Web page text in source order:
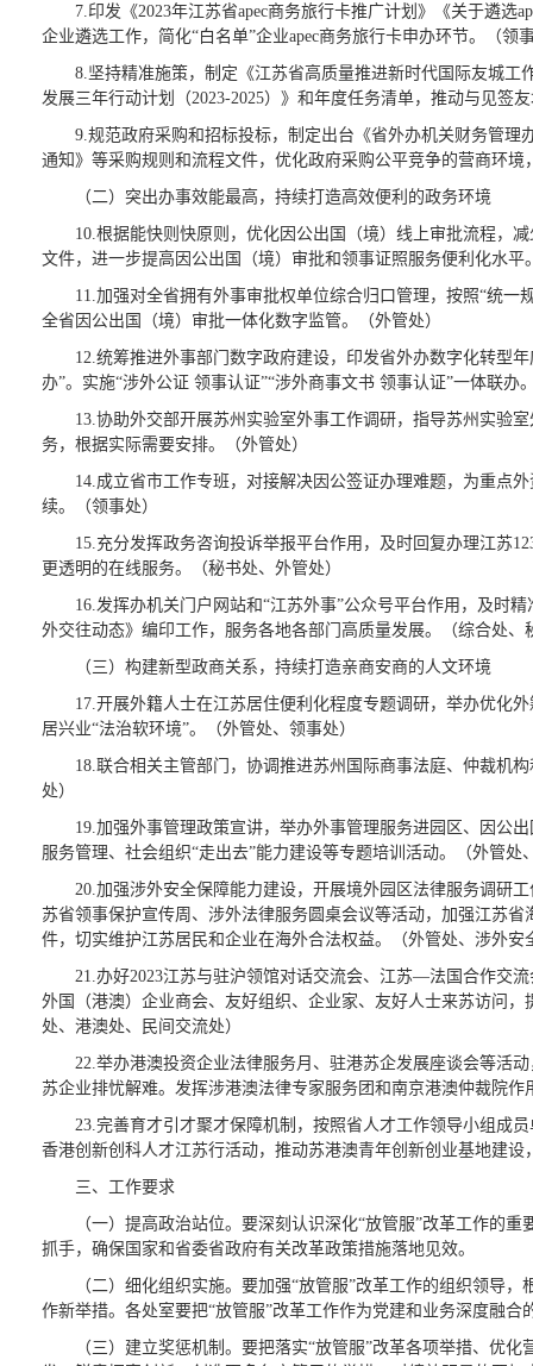
7.印发《2023年江苏省apec商务旅行卡推广计划》《关于遴选
企业遴选工作，简化“白名单”企业apec商务旅行卡申办环节。（领
8.坚持精准施策，制定《江苏省高质量推进新时代国际友城
发展三年行动计划（2023-2025）》和年度任务清单，推动与见签
9.规范政府采购和招标投标，制定出台《省外办机关财务管
通知》等采购规则和流程文件，优化政府采购公平竞争的营商环
（二）突出办事效能最高，持续打造高效便利的政务环境
10.根据能快则快原则，优化因公出国（境）线上审批流程，
文件，进一步提高因公出国（境）审批和领事证照服务便利化水平
11.加强对全省拥有外事审批权单位综合归口管理，按照“统
全省因公出国（境）审批一体化数字监管。（外管处）
12.统筹推进外事部门数字政府建设，印发省外办数字化转型
办”。实施“涉外公证 领事认证”“涉外商事文书 领事认证”一体联办
13.协助外交部开展苏州实验室外事工作调研，指导苏州实验
务，根据实际需要安排。（外管处）
14.成立省市工作专班，对接解决因公签证办理难题，为重点
续。（领事处）
15.充分发挥政务咨询投诉举报平台作用，及时回复办理江苏
更透明的在线服务。（秘书处、外管处）
16.发挥办机关门户网站和“江苏外事”公众号平台作用，及时
外交往动态》编印工作，服务各地各部门高质量发展。（综合处、
（三）构建新型政商关系，持续打造亲商安商的人文环境
17.开展外籍人士在江苏居住便利化程度专题调研，举办优化
居兴业“法治软环境”。（外管处、领事处）
18.联合相关主管部门，协调推进苏州国际商事法庭、仲裁机
处）
19.加强外事管理政策宣讲，举办外事管理服务进园区、因公
服务管理、社会组织“走出去”能力建设等专题培训活动。（外管
20.加强涉外安全保障能力建设，开展境外园区法律服务调研
苏省领事保护宣传周、涉外法律服务圆桌会议等活动，加强江苏
件，切实维护江苏居民和企业在海外合法权益。（外管处、涉外安
21.办好2023江苏与驻沪领馆对话交流会、江苏—法国合作交
外国（港澳）企业商会、友好组织、企业家、友好人士来苏访问
处、港澳处、民间交流处）
22.举办港澳投资企业法律服务月、驻港苏企发展座谈会等活
苏企业排忧解难。发挥涉港澳法律专家服务团和南京港澳仲裁院
23.完善育才引才聚才保障机制，按照省人才工作领导小组成
香港创新创科人才江苏行活动，推动苏港澳青年创新创业基地建
三、工作要求
（一）提高政治站位。要深刻认识深化“放管服”改革工作的
抓手，确保国家和省委省政府有关改革政策措施落地见效。
（二）细化组织实施。要加强“放管服”改革工作的组织领导
作新举措。各处室要把“放管服”改革工作作为党建和业务深度融
（三）建立奖惩机制。要把落实“放管服”改革各项举措、优